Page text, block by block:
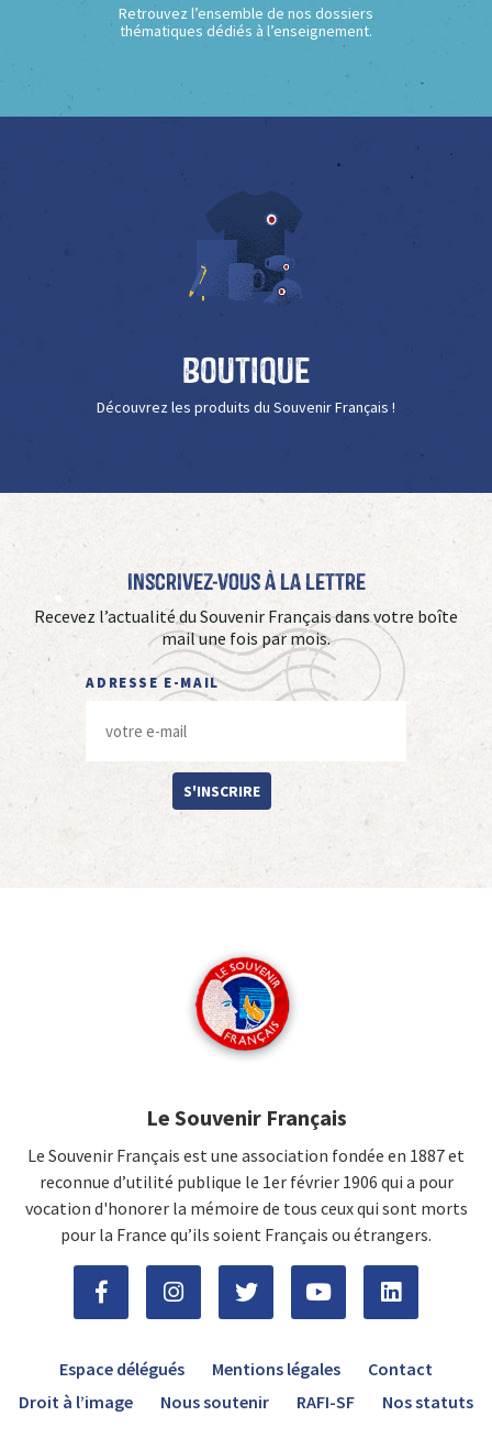
Retrouvez l’ensemble de nos dossiers
thématiques dédiés à l’enseignement.
Boutique
Découvrez les produits du Souvenir Français !
Inscrivez-vous à La Lettre
Recevez l’actualité du Souvenir Français dans votre boîte
mail une fois par mois.
ADRESSE E-MAIL
S'INSCRIRE
Le Souvenir Français
Le Souvenir Français est une association fondée en 1887 et
reconnue d’utilité publique le 1er février 1906 qui a pour
vocation d'honorer la mémoire de tous ceux qui sont morts
pour la France qu’ils soient Français ou étrangers.
Espace délégués Mentions légales
Contact
Droit à l’image
Nous soutenir RAFI-SF Nos statuts